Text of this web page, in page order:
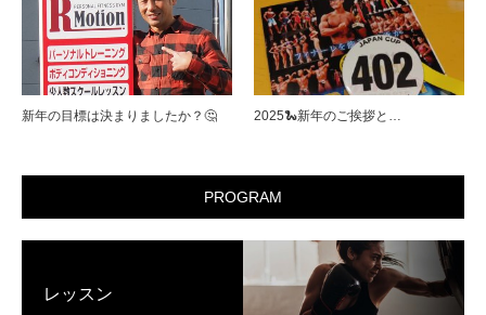
新年の目標は決まりましたか？🤔 2025🐍新年のご挨拶と…
PROGRAM
レッスン